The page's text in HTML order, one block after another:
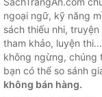
ngoại ngữ, kỹ năng
sách thiếu nhi,
tham khảo, luyện
không ngừng, chúng
bạn có thể so sánh
không bán hàng.